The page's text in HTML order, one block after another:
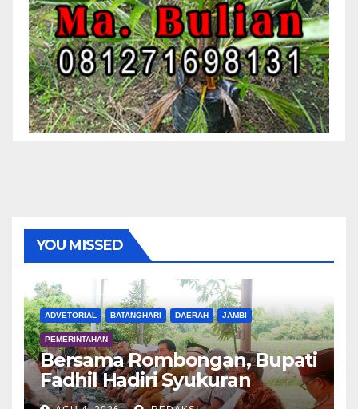
YOU MISSED
ADVETORIAL BATANGHARI DAERAH JAMBI
PEMERINTAHAN
Bersama Rombongan, Bupati
Fadhil Hadiri Syukuran
Tanam Padi di Terusan